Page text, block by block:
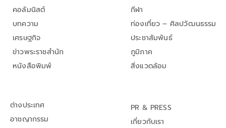
คอลัมนิสต์
บทความ
เศรษฐกิจ
ข่าวพระราชสำนัก
หนังสือพิมพ์
กีฬา
ท่องเที่ยว – ศิลปวัฒนธรรม
ประชาสัมพันธ์
ภูมิภาค
สิ่งแวดล้อม
ต่างประเทศ
อาชญากรรม
PR & PRESS
เกี่ยวกับเรา